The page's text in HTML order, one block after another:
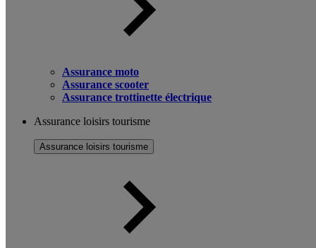
Assurance moto
Assurance scooter
Assurance trottinette électrique
Assurance loisirs tourisme
Assurance loisirs tourisme